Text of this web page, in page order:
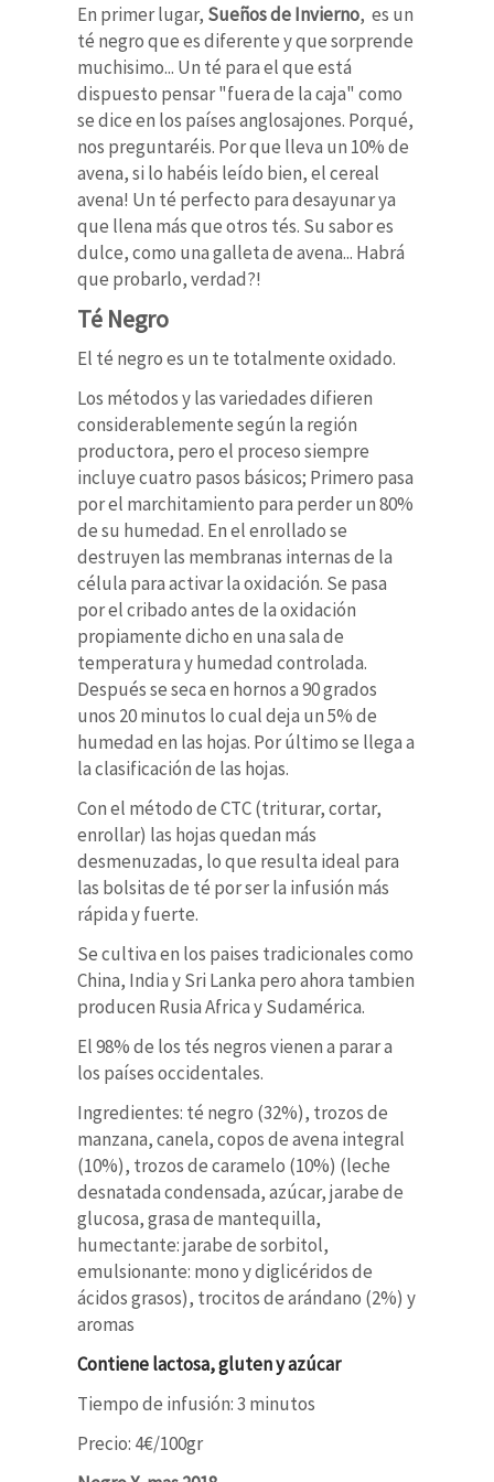
En primer lugar, Sueños de Invierno, es un
té negro que es diferente y que sorprende
muchisimo... Un té para el que está
dispuesto pensar "fuera de la caja" como
se dice en los países anglosajones. Porqué,
nos preguntaréis. Por que lleva un 10% de
avena, si lo habéis leído bien, el cereal
avena! Un té perfecto para desayunar ya
que llena más que otros tés. Su sabor es
dulce, como una galleta de avena... Habrá
que probarlo, verdad?!
Té Negro
El té negro es un te totalmente oxidado.
Los métodos y las variedades difieren
considerablemente según la región
productora, pero el proceso siempre
incluye cuatro pasos básicos; Primero pasa
por el marchitamiento para perder un 80%
de su humedad. En el enrollado se
destruyen las membranas internas de la
célula para activar la oxidación. Se pasa
por el cribado antes de la oxidación
propiamente dicho en una sala de
temperatura y humedad controlada.
Después se seca en hornos a 90 grados
unos 20 minutos lo cual deja un 5% de
humedad en las hojas. Por último se llega a
la clasificación de las hojas.
Con el método de CTC (triturar, cortar,
enrollar) las hojas quedan más
desmenuzadas, lo que resulta ideal para
las bolsitas de té por ser la infusión más
rápida y fuerte.
Se cultiva en los paises tradicionales como
China, India y Sri Lanka pero ahora tambien
producen Rusia Africa y Sudamérica.
El 98% de los tés negros vienen a parar a
los países occidentales.
Ingredientes: té negro (32%), trozos de
manzana, canela, copos de avena integral
(10%), trozos de caramelo (10%) (leche
desnatada condensada, azúcar, jarabe de
glucosa, grasa de mantequilla,
humectante: jarabe de sorbitol,
emulsionante: mono y diglicéridosde
ácidos grasos), trocitos de arándano (2%) y
aromas
Contiene lactosa, gluten y azúcar
Tiempo de infusión: 3 minutos
Precio: 4€/100gr